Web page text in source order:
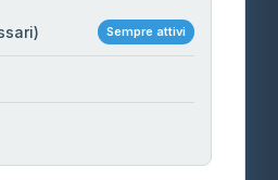
legali Sempre attivi